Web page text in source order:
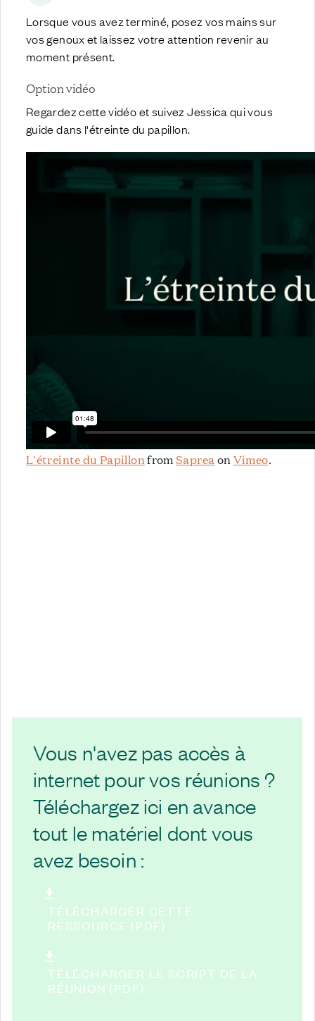
Lorsque vous avez terminé, posez vos mains sur
vos genoux et laissez votre attention revenir au
moment présent.
Option vidéo
Regardez cette vidéo et suivez Jessica qui vous
guide dans l'étreinte du papillon.
L'étreinte du PapillonfromSapreaonVimeo.
Vous n'avez pas accès à
internet pour vos réunions ?
Téléchargez ici en avance
tout le matériel dont vous
avez besoin :
TÉLÉCHARGER CETTE
RESSOURCE (PDF)
TÉLÉCHARGER LE SCRIPT DE LA
RÉUNION (PDF)